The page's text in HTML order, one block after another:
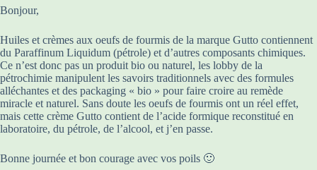
Bonjour,
Huiles et crèmes aux oeufs de fourmis de la marque Gutto contiennent
du Paraffinum Liquidum (pétrole) et d’autres composants chimiques.
Ce n’est donc pas un produit bio ou naturel, les lobby de la
pétrochimie manipulent les savoirs traditionnels avec des formules
alléchantes et des packaging « bio » pour faire croire au remède
miracle et naturel. Sans doute les oeufs de fourmis ont un réel effet,
mais cette crème Gutto contient de l’acide formique reconstitué en
laboratoire, du pétrole, de l’alcool, et j’en passe.
Bonne journée et bon courage avec vos poils 🙂